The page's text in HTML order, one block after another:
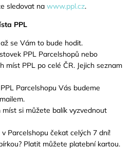
sledovat na www.ppl.cz.
PPL
se Vám to bude hodit.
PPL Parcelshopů nebo
míst PPL po celé ČR. Jejich seznam
Parcelshopu Vás budeme
si můžete balík vyzvednout
Parcelshopu čekat celých 7 dní!
Platit můžete platební kartou.